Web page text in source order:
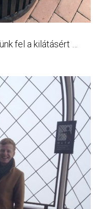
fel a kilátásért …